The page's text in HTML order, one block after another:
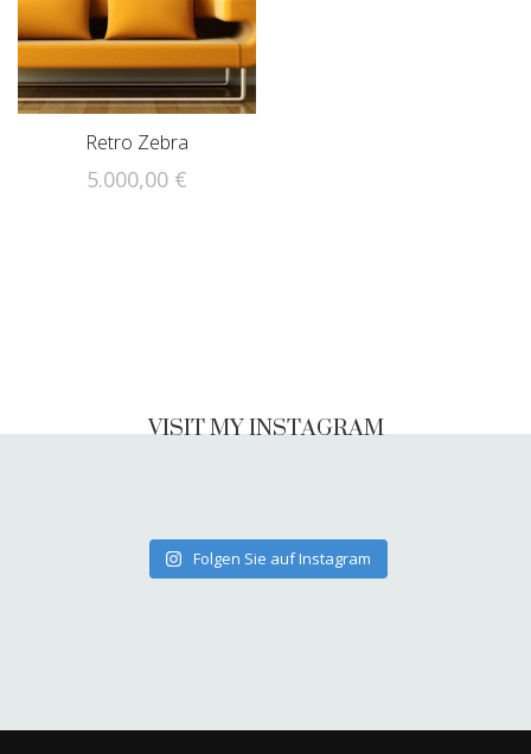
Retro Zebra
5.000,00 €
VISIT MY INSTAGRAM
Folgen Sie auf Instagram